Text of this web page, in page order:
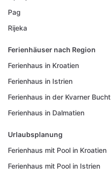
Pag
Rijeka
Ferienhäuser nach Region
Ferienhaus in Kroatien
Ferienhaus in Istrien
Ferienhaus in der Kvarner Bucht
Ferienhaus in Dalmatien
Urlaubsplanung
Ferienhaus mit Pool in Kroatien
Ferienhaus mit Pool in Istrien